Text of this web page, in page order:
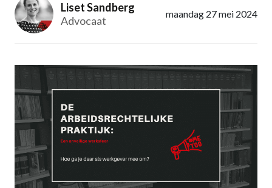
Liset Sandberg
Advocaat
maandag 27 mei 2024